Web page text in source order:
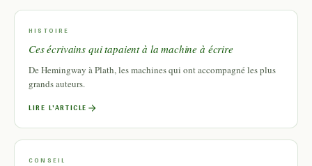
HISTOIRE
Ces écrivains qui tapaient à la machine à écrire
De Hemingway à Plath, les machines qui ont accompagné les plus
grands auteurs.
LIRE L'ARTICLE
CONSEIL